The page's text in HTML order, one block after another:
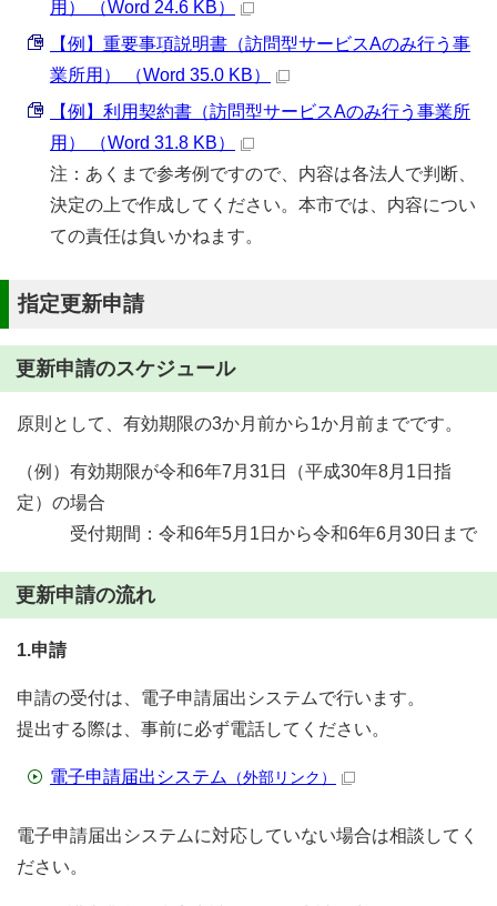
用） （Word 24.6 KB）
【例】重要事項説明書（訪問型サービスAのみ行う事
業所用） （Word 35.0 KB）
【例】利用契約書（訪問型サービスAのみ行う事業所
用） （Word 31.8 KB）
注：あくまで参考例ですので、内容は各法人で判断、
決定の上で作成してください。本市では、内容につい
ての責任は負いかねます。
指定更新申請
更新申請のスケジュール
原則として、有効期限の3か月前から1か月前までです。
（例）有効期限が令和6年7月31日（平成30年8月1日指
定）の場合
受付期間：令和6年5月1日から令和6年6月30日まで
更新申請の流れ
1.申請
申請の受付は、電子申請届出システムで行います。
提出する際は、事前に必ず電話してください。
電子申請届出システム （外部リンク）
電子申請届出システムに対応していない場合は相談してく
ださい。